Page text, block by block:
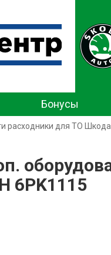
Бонусы
расходники для ТО Шкода
6PK1115